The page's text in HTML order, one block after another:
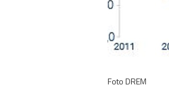
Foto DREM